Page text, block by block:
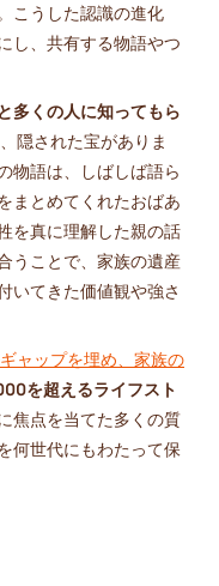
こうした認識の進化
し、共有する物語やつ
多くの人に知ってもら
隠された宝がありま
物語は、しばしば語ら
まとめてくれたおばあ
を真に理解した親の話
うことで、家族の遺産
いてきた価値観や強さ
ャップを埋め、家族の
を超えるライフスト
焦点を当てた多くの質
何世代にもわたって保